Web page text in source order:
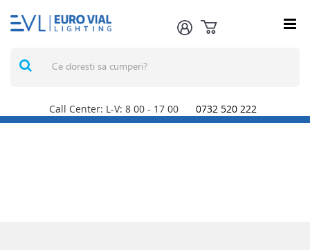
Call Center: L-V: 8 00 - 17 00 0732 520 222